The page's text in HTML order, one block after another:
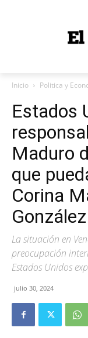
Inicio Politica y
Estados
Maduro
que
Corina
González
La situación en
preocupación
Estados Unidos
julio 30, 2024